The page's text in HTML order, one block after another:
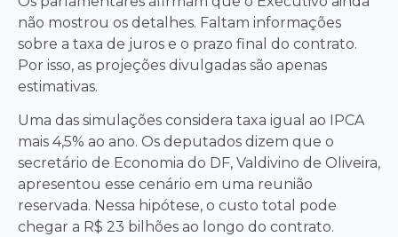
não mostrou os detalhes. Faltam informações
sobre a taxa de juros e o prazo final do contrato.
Por isso, as projeções divulgadas são apenas
estimativas.
Uma das simulações considera taxa igual ao IPCA
mais 4,5% ao ano. Os deputados dizem que o
secretário de Economia do DF, Valdivino de Oliveira,
apresentou esse cenário em uma reunião
reservada. Nessa hipótese, o custo total pode
chegar a R$ 23 bilhões ao longo do contrato.